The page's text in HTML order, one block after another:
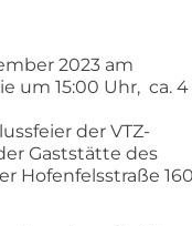
2023 am
um 15:00 Uhr, ca. 4
der VTZ-
Gaststätte des
Hofenfelsstraße